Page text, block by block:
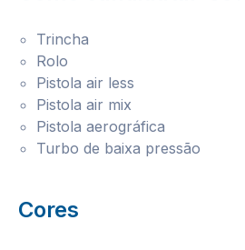
Trincha
Rolo
Pistola air less
Pistola air mix
Pistola aerográfica
Turbo de baixa pressão
Cores